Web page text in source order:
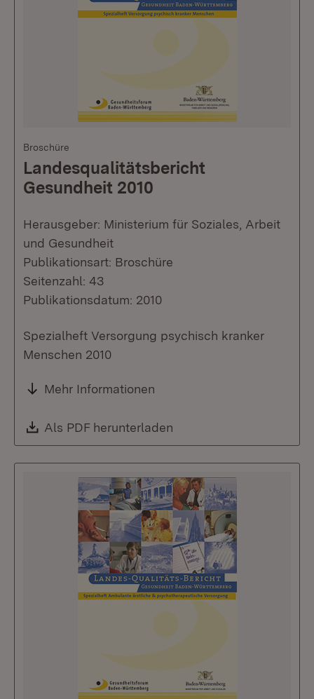
Broschüre
Landesqualitätsbericht
Gesundheit 2010
Herausgeber: Ministerium für Soziales, Arbeit
und Gesundheit
Publikationsart: Broschüre
Seitenzahl: 43
Publikationsdatum: 2010
Spezialheft Versorgung psychisch kranker
Menschen 2010
Mehr Informationen
Download:
Als PDF herunterladen